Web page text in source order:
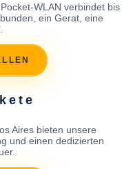
WLAN verbindet bis
ein Gerat, eine
Aires bieten unsere
und einen dedizierten